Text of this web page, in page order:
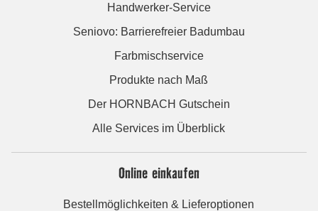
Handwerker-Service
Seniovo: Barrierefreier Badumbau
Farbmischservice
Produkte nach Maß
Der HORNBACH Gutschein
Alle Services im Überblick
Online einkaufen
Bestellmöglichkeiten & Lieferoptionen